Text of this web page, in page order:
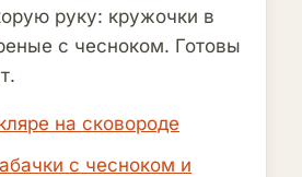
руку: кружочки в
с чесноком. Готовы
на сковороде
с чесноком и